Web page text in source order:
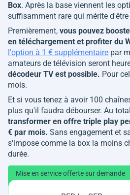
Box. Après la base viennent les
suffisamment rare qui mérite
Premièrement, vous pouvez
en téléchargement et profiter du
l'option à 1 € supplémentaire par
amateurs de télévision seront
décodeur TV est possible. Pour
mois.
Et si vous tenez à avoir 100
plus qu'il faudra débourser. Au
transformer en offre triple play
€ par mois. Sans engagement et
s'impose comme la box la moins
durée.
Mise en service offerte sur demande